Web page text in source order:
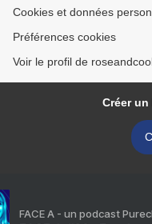
Cookies et données
Préférences cookies
Voir le profil de
Créer
FACE A - un podcast